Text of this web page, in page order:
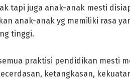
tapi juga anak-anak mesti
anak-anak yg memiliki rasa
tinggi.
praktisi pendidikan mesti
ketangkasan,